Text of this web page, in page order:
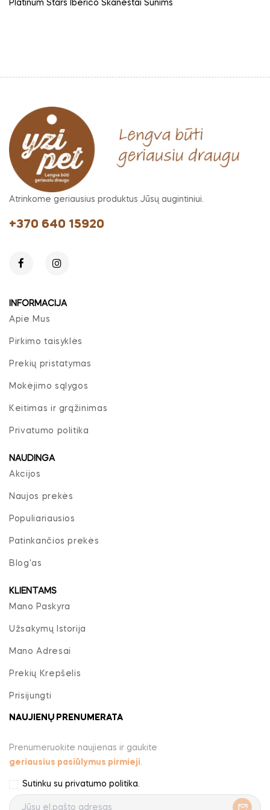
Platinum Stars Iberico Skanėstai Šunims
Atrinkome geriausius produktus Jūsų augintiniui.
+370 640 15920
INFORMACIJA
Apie Mus
Pirkimo taisyklės
Prekių pristatymas
Mokėjimo sąlygos
Keitimas ir grąžinimas
Privatumo politika
NAUDINGA
Akcijos
Naujos prekės
Populiariausios
Patinkančios prekės
Blog'as
KLIENTAMS
Mano Paskyra
Užsakymų Istorija
Mano Adresai
Prekių Krepšelis
Prisijungti
NAUJIENŲ PRENUMERATA
Prenumeruokite naujienas ir gaukite
geriausius pasiūlymus pirmieji.
Sutinku su privatumo politika.